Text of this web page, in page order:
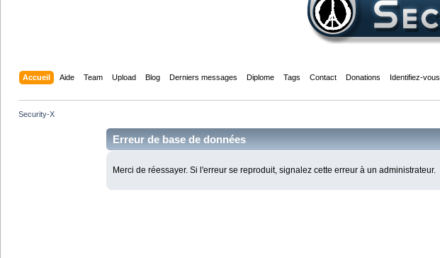
Accueil Aide Team Upload Blog Derniers messages Diplome Tags Contact Donations Identifiez-vous
Security-X
Erreur de base de données
Merci de réessayer. Si l'erreur se reproduit, signalez cette erreur à un administrateur.